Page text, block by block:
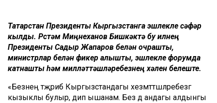
Татарстан Президенты Кыргызстанга эшлекле сәфәр
кылды. Рөстәм Миңнеханов Бишкәктә бу илнең
Президенты Садыр Жапаров белән очрашты,
министрлар белән фикер алышты, эшлекле форумда
катнашты һәм милләттәшләребезнең хәлен белеште.
«Безнең тәҗрибә Кыргызстандагы хезмәттәшләребезгә
кызыклы булыр, дип ышанам. Без дә андагы алдынгы